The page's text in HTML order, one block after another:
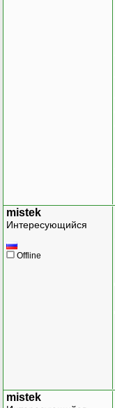
mistek
Интересующийся
Offline
mistek